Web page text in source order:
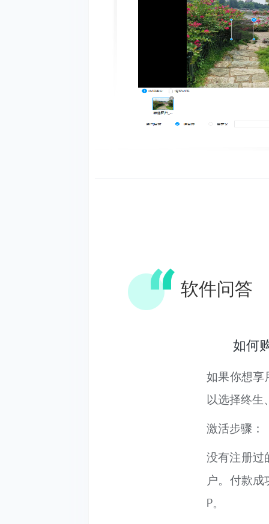
软件问答
如何购
如果你想享
以选择终生
激活步骤：
没有注册过
户。付款
P。